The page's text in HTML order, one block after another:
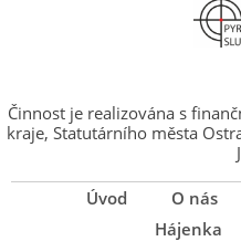
Činnost je realizována s
kraje, Statutárního města
Úvod O nás
Hájenka